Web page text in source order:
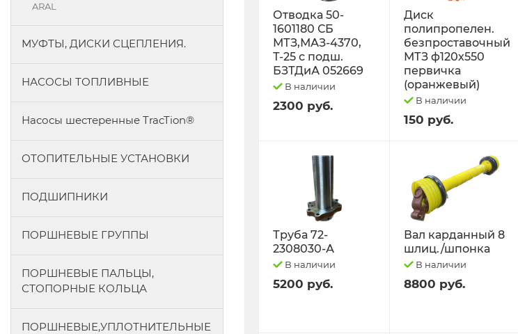
ARAL
МУФТЫ, ДИСКИ СЦЕПЛЕНИЯ.
НАСОСЫ ТОПЛИВНЫЕ
Насосы шестеренные TracTion®
ОТОПИТЕЛЬНЫЕ УСТАНОВКИ
ПОДШИПНИКИ
ПОРШНЕВЫЕ ГРУППЫ
ПОРШНЕВЫЕ ПАЛЬЦЫ,
СТОПОРНЫЕ КОЛЬЦА
ПОРШНЕВЫЕ,УПЛОТНИТЕЛЬНЫЕ
Отводка 50-
1601180 СБ
МТЗ,МАЗ-4370,
Т-25 с подш.
БЗТДиА 052669
В наличии
2300 руб.
Диск
полипропелен.
безпроставочный
МТЗ ф120х550
первичка
(оранжевый)
В наличии
150 руб.
Труба 72-
2308030-А
В наличии
5200 руб.
Вал карданный 8
шлиц./шпонка
В наличии
8800 руб.